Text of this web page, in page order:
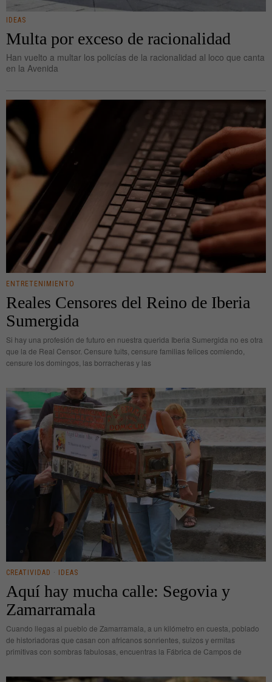
IDEAS
Multa por exceso de racionalidad
Han vuelto a multar los policías de la racionalidad al loco que canta
en la Avenida
ENTRETENIMIENTO
Reales Censores del Reino de Iberia
Sumergida
Si hay una profesión de futuro en nuestra querida Iberia Sumergida no es otra
que la de Real Censor. Censure tuits, censure familias felices comiendo,
censure los domingos, las borracheras y las
CREATIVIDAD · IDEAS
Aquí hay mucha calle: Segovia y
Zamarramala
Cuando llegas al pueblo de Zamarramala, a un kilómetro en cuesta, poblado
de historiadoras que casan con africanos sonrientes, suizos y ermitas
primitivas con sombras fabulosas, encuentras la Fábrica de Campos de